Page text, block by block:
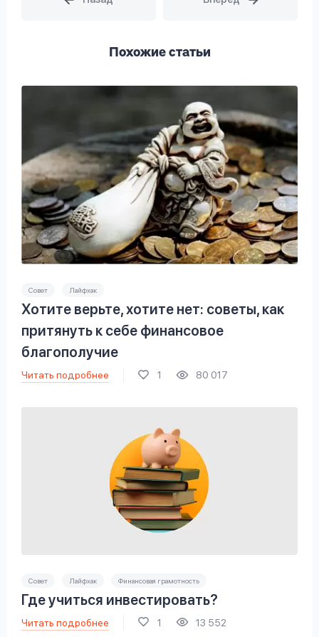
Похожие статьи
Совет Лайфхак
Хотите верьте, хотите нет: советы, как
притянуть к себе финансовое
благополучие
Читать подробнее 1 80 017
Совет Лайфхак Финансовая грамотность
Где учиться инвестировать?
Читать подробнее 1 13 552